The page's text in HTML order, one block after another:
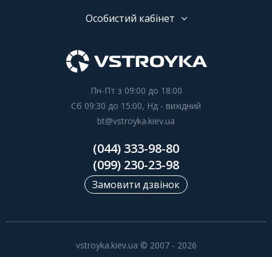
Особистий кабінет
Пн-Пт з 09:00 до 18:00
Сб 09:30 до 15:00, Нд - вихідний
bt@vstroyka.kiev.ua
(044) 333-98-80
(099) 230-23-98
Замовити дзвінок
vstroyka.kiev.ua © 2007 - 2026